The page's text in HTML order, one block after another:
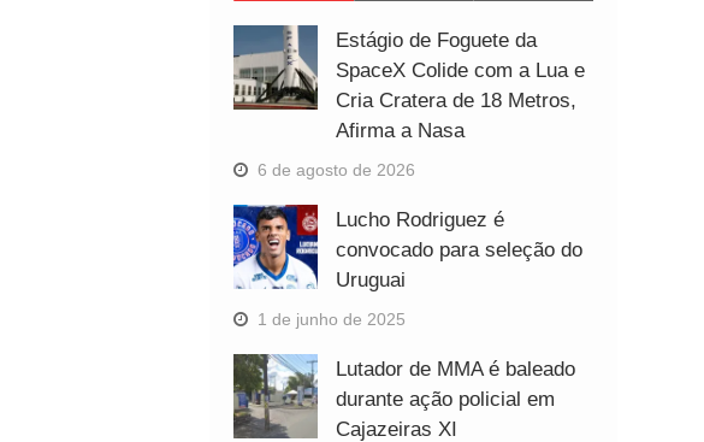
Estágio de Foguete da
SpaceX Colide com a Lua e
Cria Cratera de 18 Metros,
Afirma a Nasa
6 de agosto de 2026
Lucho Rodriguez é
convocado para seleção do
Uruguai
1 de junho de 2025
Lutador de MMA é baleado
durante ação policial em
Cajazeiras XI